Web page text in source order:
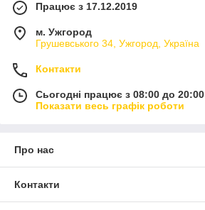
Працює з 17.12.2019
м. Ужгород
Грушевського 34, Ужгород, Україна
Контакти
Сьогодні працює з 08:00 до 20:00
Показати весь графік роботи
Про нас
Контакти